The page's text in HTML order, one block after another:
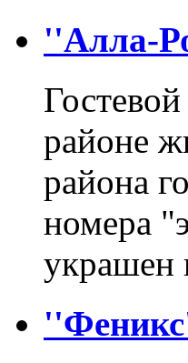
''Алла-
районе
района
номера
украшен